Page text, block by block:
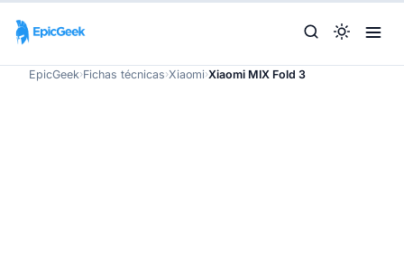
EpicGeek›Fichas técnicas›Xiaomi›Xiaomi MIX Fold 3